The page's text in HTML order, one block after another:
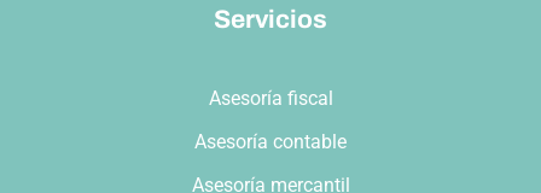
Servicios
Asesoría fiscal
Asesoría contable
Asesoría mercantil